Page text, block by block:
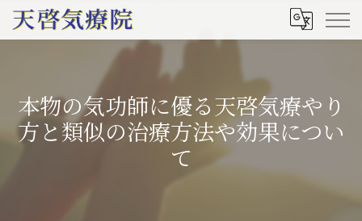
本物の気功師に優る天啓気療やり
方と類似の治療方法や効果につい
て